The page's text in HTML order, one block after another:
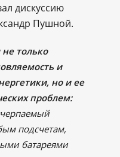
дискуссию
Пушной.
только
и
но и ее
проблем:
подсчетам,
батареями